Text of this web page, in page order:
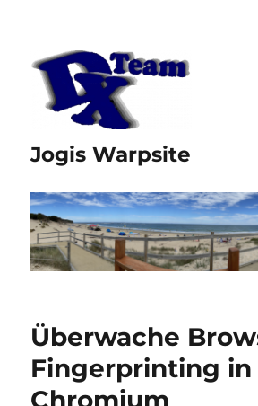
Jogis Warpsite
Überwache
Fingerprinting in
Chromium